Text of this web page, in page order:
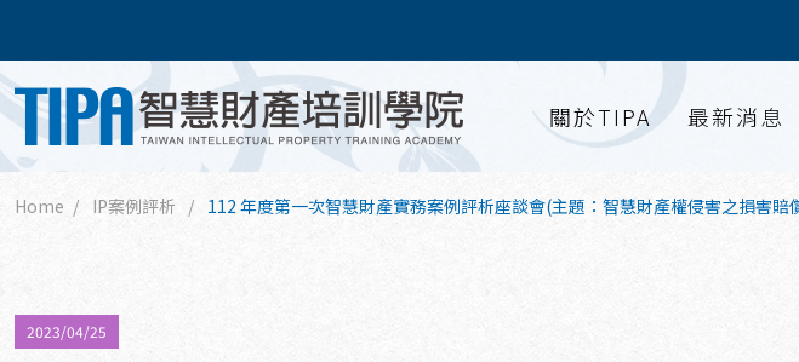
關於TIPA 最新消息
Home IP案例評析 112 年度第一次智慧財產實務案例評析座談會(主題：智慧財產權侵害之損害賠
2023/04/25